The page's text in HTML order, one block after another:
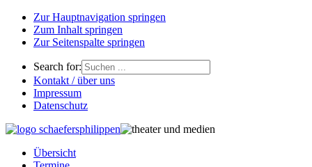
Zur Hauptnavigation springen
Zum Inhalt springen
Zur Seitenspalte springen
Search for:
Kontakt / über uns
Impressum
Datenschutz
Übersicht